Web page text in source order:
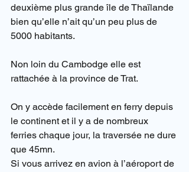
deuxième plus grande île de Thaïlande
bien qu’elle n’ait qu’un peu plus de
5000 habitants.
Non loin du Cambodge elle est
rattachée à la province de Trat.
On y accède facilement en ferry depuis
le continent et il y a de nombreux
ferries chaque jour, la traversée ne dure
que 45mn.
Si vous arrivez en avion à l’aéroport de